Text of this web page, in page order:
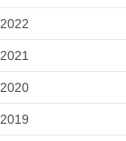
2022
2021
2020
2019